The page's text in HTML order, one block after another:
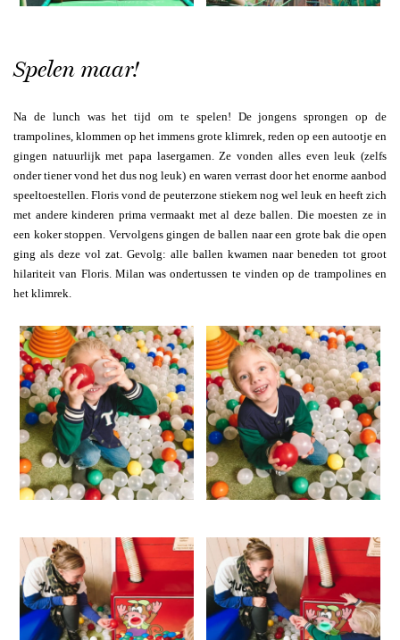
Spelen maar!
Na de lunch was het tijd om te spelen! De jongens sprongen op de
trampolines, klommen op het immens grote klimrek, reden op een autootje en
gingen natuurlijk met papa lasergamen. Ze vonden alles even leuk (zelfs
onder tiener vond het dus nog leuk) en waren verrast door het enorme aanbod
speeltoestellen. Floris vond de peuterzone stiekem nog wel leuk en heeft zich
met andere kinderen prima vermaakt met al deze ballen. Die moesten ze in
een koker stoppen. Vervolgens gingen de ballen naar een grote bak die open
ging als deze vol zat. Gevolg: alle ballen kwamen naar beneden tot groot
hilariteit van Floris. Milan was ondertussen te vinden op de trampolines en
het klimrek.